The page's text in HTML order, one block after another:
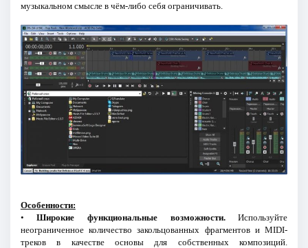
музыкальном смысле в чём-либо себя ограничивать.
Особенности:
•Широкие функциональные возможности.Используйте
неограниченное количество закольцованных фрагментов и MIDI-
треков в качестве основы для собственных композиций.